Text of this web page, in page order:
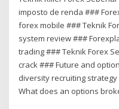
imposto de renda ###
forex mobile ### Teknik
system review ###
trading ### Teknik Forex
crack ### Future and
diversity recruiting
What does an options